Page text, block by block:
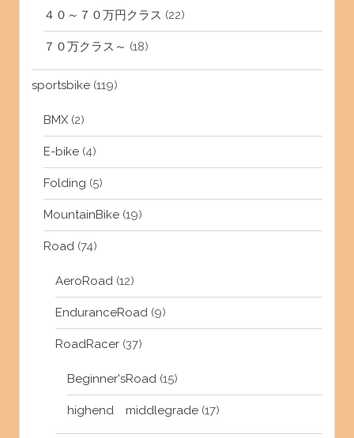
４０～７０万円クラス (22)
７０万クラス～ (18)
sportsbike(119)
BMX(2)
E-bike(4)
Folding (5)
MountainBike(19)
Road(74)
AeroRoad(12)
EnduranceRoad(9)
RoadRacer(37)
Beginner'sRoad(15)
highend middlegrade(17)